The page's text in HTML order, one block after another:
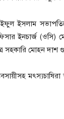
ইসলাম
ইনচার্জ
সহকারি মোহন দাশ